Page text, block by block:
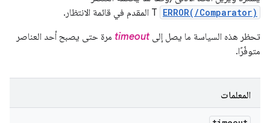
ERROR(/Comparator)
تحظر هذه السياسة ما يصل إلىtimeout مرة حتى يصبح أحد العناصر
متوفّرًا.
المعلمات